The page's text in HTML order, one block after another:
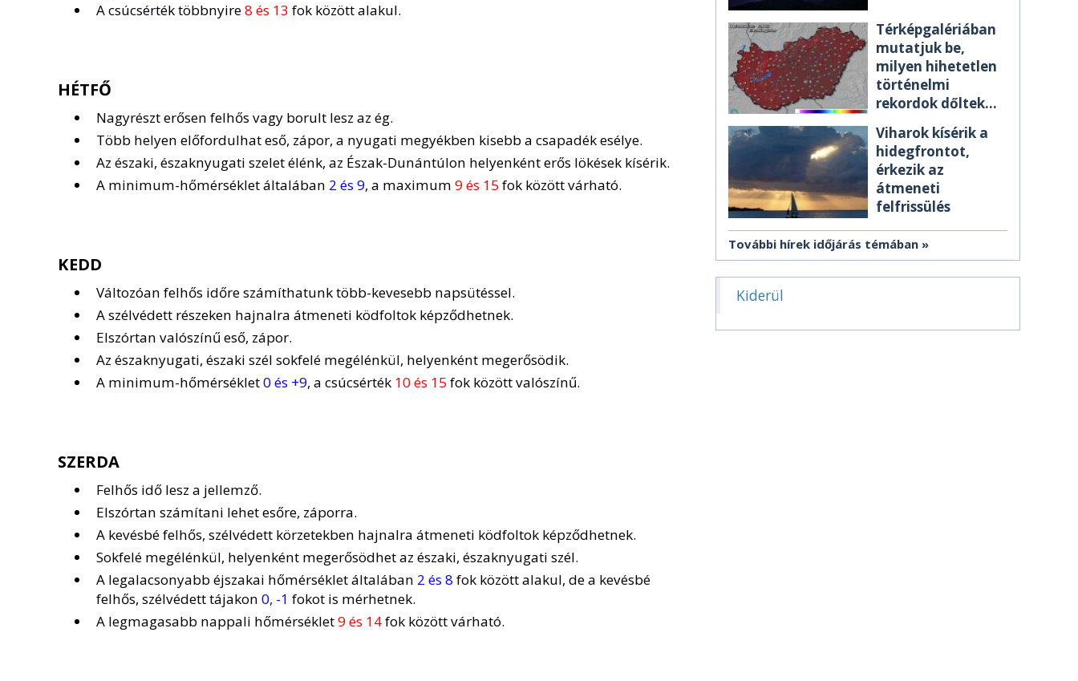
A csúcsérték többnyire8 és 13 fok között alakul.
HÉTFŐ
Nagyrészt erősen felhős vagy borult lesz az ég.
Több helyen előfordulhat eső, zápor, a nyugati megyékben kisebb a csapadék esélye.
Az északi, északnyugati szelet élénk, az Észak-Dunántúlon helyenként erős lökések kísérik.
A minimum-hőmérséklet általában 2 és 9, a maximum 9 és 15 fok között várható.
KEDD
Változóan felhős időre számíthatunk több-kevesebb napsütéssel.
A szélvédett részeken hajnalra átmeneti ködfoltok képződhetnek.
Elszórtan valószínű eső, zápor.
Az északnyugati, északi szél sokfelé megélénkül, helyenként megerősödik.
A minimum-hőmérséklet0 és +9, a csúcsérték 10 és 15 fok között valószínű.
SZERDA
Felhős idő lesz a jellemző.
Elszórtan számítani lehet esőre, záporra.
A kevésbé felhős, szélvédett körzetekben hajnalra átmeneti ködfoltok képződhetnek.
Sokfelé megélénkül, helyenként megerősödhet az északi, északnyugati szél.
A legalacsonyabb éjszakai hőmérséklet általában 2 és 8 fok között alakul, de a kevésbé
felhős, szélvédett tájakon 0, -1 fokot is mérhetnek.
A legmagasabb nappali hőmérséklet9 és 14fok között várható.
Térképgalériában
mutatjuk be,
milyen hihetetlen
történelmi
rekordok dőltek
Viharok kísérik a
hidegfrontot,
érkezik az
átmeneti
felfrissülés
További hírek időjárás témában
Kiderül